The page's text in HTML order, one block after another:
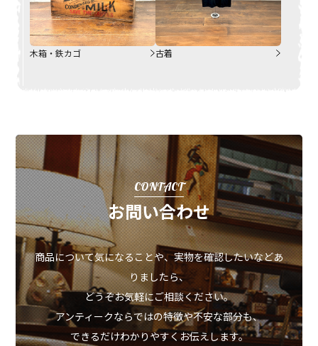
木箱・鉄カゴ 古着
CONTACT
お問い合わせ
商品について気になることや、実物を確認したいなどあ
りましたら、
どうぞお気軽にご相談ください。
アンティークならではの特徴や不安な部分も、
できるだけわかりやすくお伝えします。